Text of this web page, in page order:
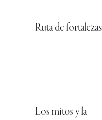
Ruta de fortalezas
Los mitos y la